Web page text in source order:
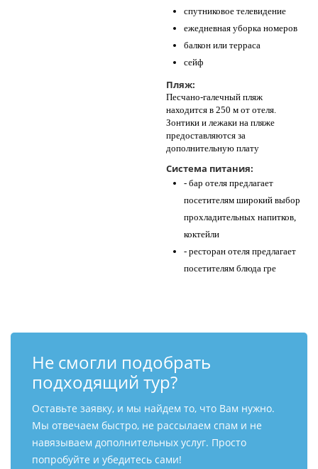
спутниковое телевидение
ежедневная уборка номеров
балкон или терраса
сейф
Пляж:
Песчано-галечный пляж
находится в 250 м от отеля.
Зонтики и лежаки на пляже
предоставляются за
дополнительную плату
Система питания:
- бар отеля предлагает
посетителям широкий выбор
прохладительных напитков,
коктейли
- ресторан отеля предлагает
посетителям блюда гре
Не смогли подобрать
подходящий тур?
Оставьте заявку, и мы найдем то, что Вам нужно.
Мы отвечаем быстро, не рассылаем спам и не
навязываем дополнительных услуг. Просто
попробуйте и убедитесь сами!